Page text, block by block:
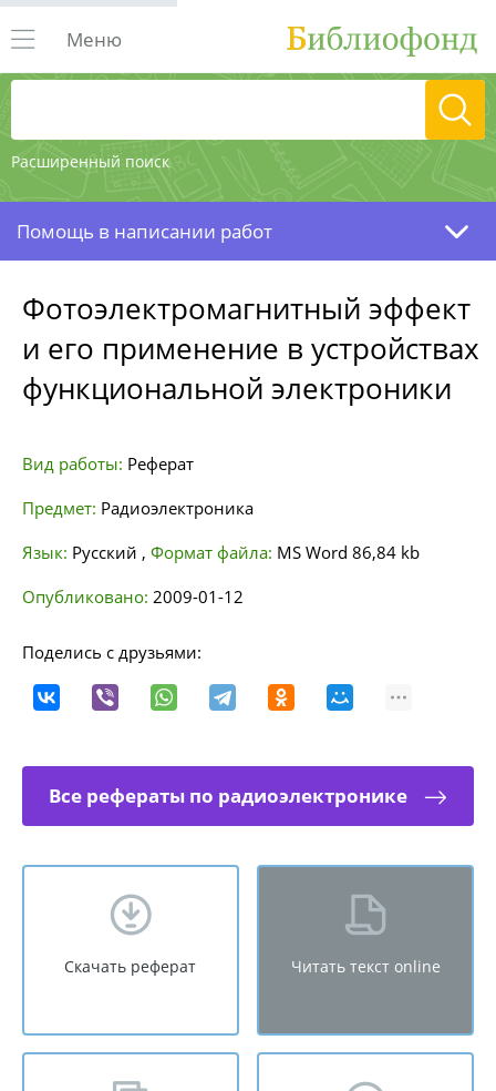
Расширенный поиск
Меню
Помощь в написании работ
Фотоэлектромагнитный эффект
и его применение в устройствах
функциональной электроники
Вид работы: Реферат
Предмет: Радиоэлектроника
Язык: Русский , Формат файла: MS Word 86,84 kb
Опубликовано: 2009-01-12
Поделись с друзьями:
Все рефераты по радиоэлектронике
Скачать реферат Читать текст online